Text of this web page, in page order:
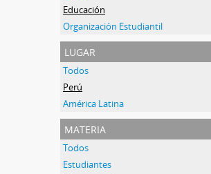
Educación
Organización Estudiantil
lugar
Todos
Perú
América Latina
materia
Todos
Estudiantes